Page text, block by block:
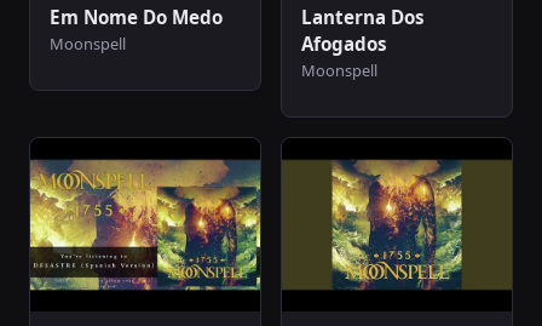
Em Nome Do Medo
Moonspell
Lanterna Dos
Afogados
Moonspell